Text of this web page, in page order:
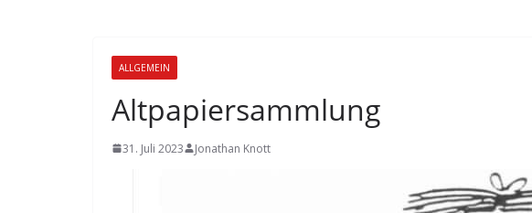
ALLGEMEIN
Altpapiersammlung
31. Juli 2023 Jonathan Knott